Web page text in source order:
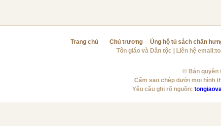
Trang chủ Chủ trương
Ủng hộ tủ sách chấn
Tôn giáo và Dân tộc | Liên hệ email:
© Bản quyền
Cấm sao chép dưới mọi hình
Yêu cầu ghi rõ nguồn: